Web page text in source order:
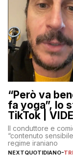
“Però va
fa yoga”, lo
TikTok |
Il conduttore e
“contenuto
regime iraniano
NEXTQUOTIDIANO-